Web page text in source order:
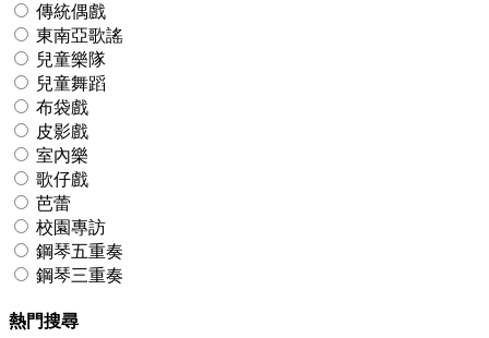
傳統偶戲
東南亞歌謠
兒童樂隊
兒童舞蹈
布袋戲
皮影戲
室內樂
歌仔戲
芭蕾
校園專訪
鋼琴五重奏
鋼琴三重奏
熱門搜尋